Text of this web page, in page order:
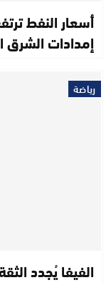
أسعار النفط
إمدادات
رياضة
الفيفا يُجدد